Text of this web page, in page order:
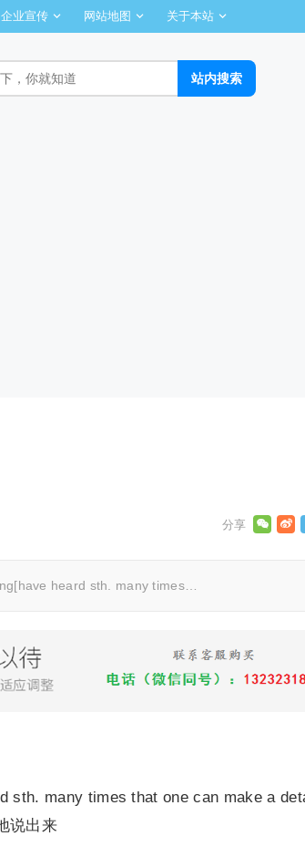
企业宣传 网站地图 关于本站
heard sth. many times…
many times that one can make a
说出来